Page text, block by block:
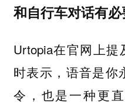
和自行车对话有必
Urtopia在官网上提
时表示，语音是你
令，也是一种更